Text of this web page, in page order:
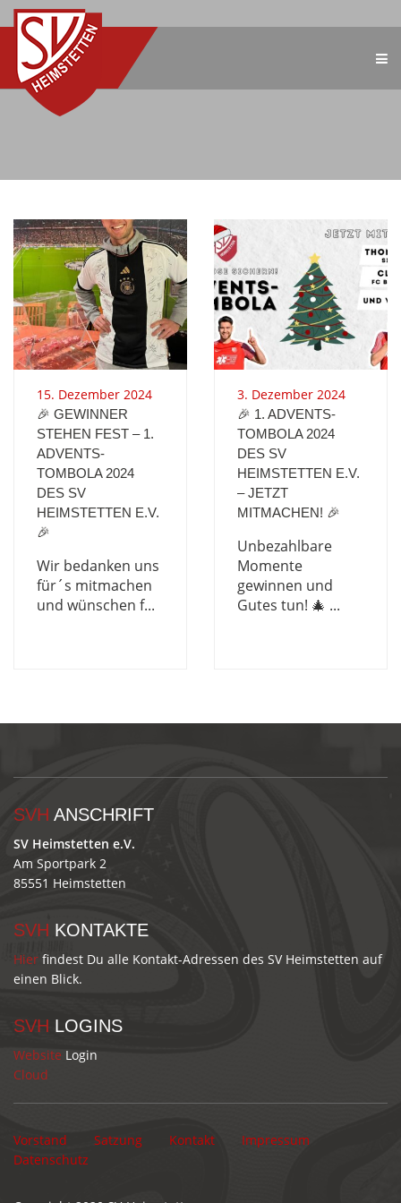
15. Dezember 2024
🎉 GEWINNER
STEHEN FEST – 1.
ADVENTS-
TOMBOLA 2024
DES SV
HEIMSTETTEN E.V.
🎉
Wir bedanken uns
für´s mitmachen
und wünschen f...
3. Dezember 2024
🎉 1. ADVENTS-
TOMBOLA 2024
DES SV
HEIMSTETTEN E.V.
– JETZT
MITMACHEN! 🎉
Unbezahlbare
Momente
gewinnen und
Gutes tun! 🎄 ...
SVH ANSCHRIFT
SV Heimstetten e.V.
Am Sportpark 2
85551 Heimstetten
SVH KONTAKTE
Hier findest Du alle Kontakt-Adressen des SV Heimstetten auf
einen Blick.
SVH LOGINS
Website Login
Cloud
Vorstand Satzung Kontakt
Impressum
Datenschutz